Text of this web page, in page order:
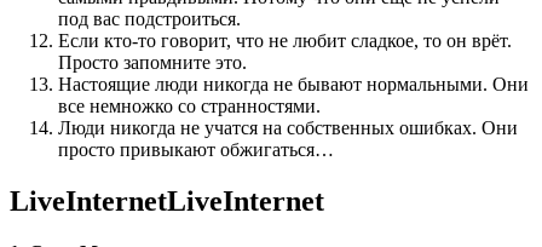
под вас подстроиться.
Если кто-то говорит, что не любит сладкое, то он врёт.
Просто запомните это.
Настоящие люди никогда не бывают нормальными. Они
все немножко со странностями.
Люди никогда не учатся на собственных ошибках. Они
просто привыкают обжигаться…
LiveInternetLiveInternet